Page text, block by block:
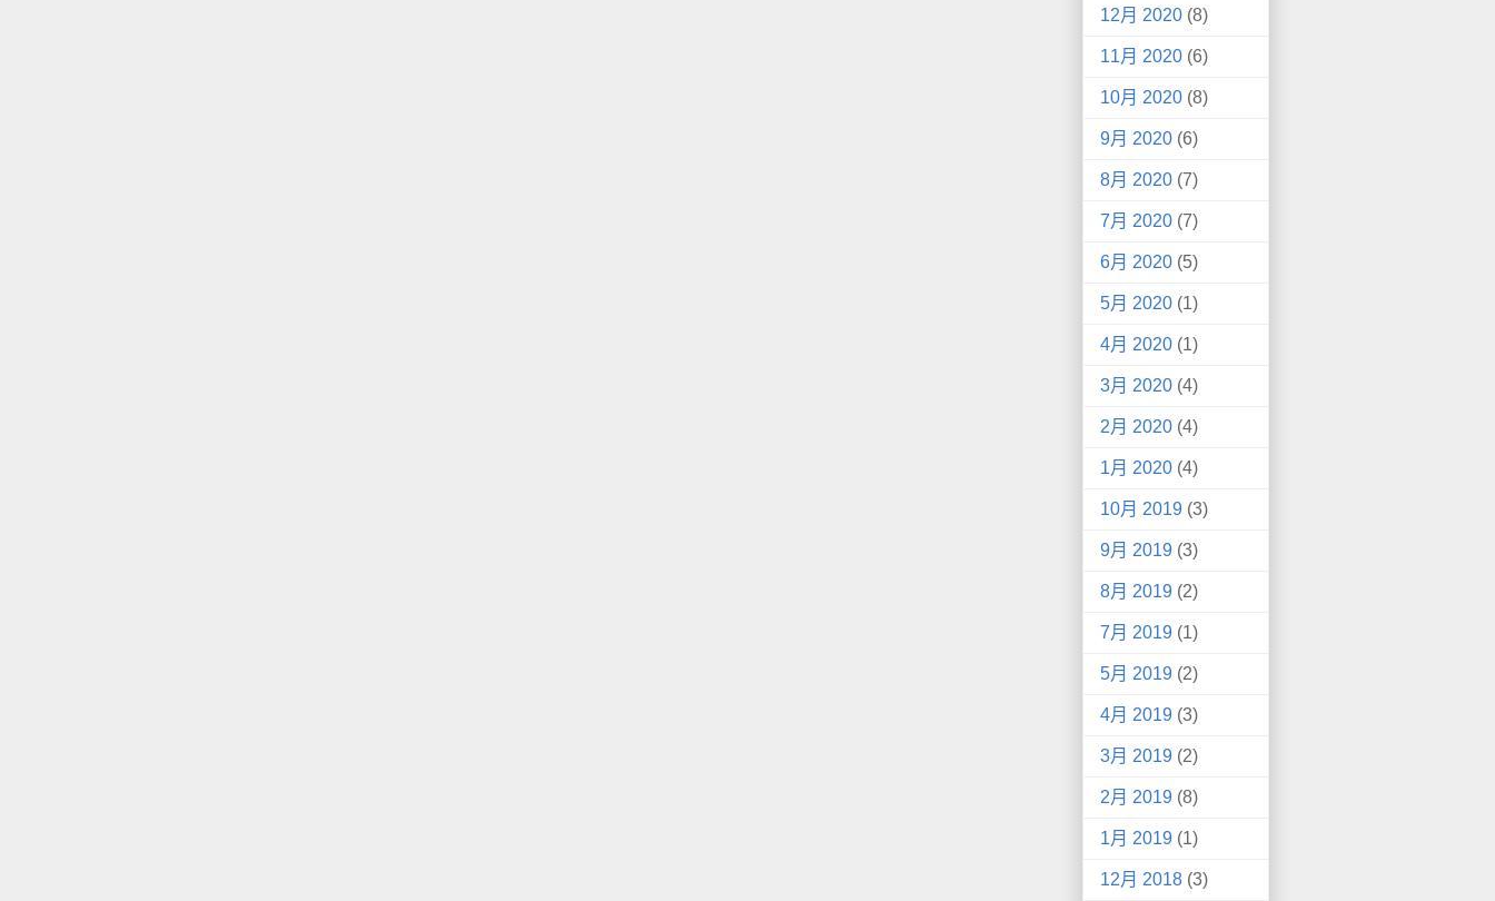
12月 2020 (8)
11月 2020 (6)
10月 2020 (8)
9月 2020 (6)
8月 2020 (7)
7月 2020 (7)
6月 2020 (5)
5月 2020 (1)
4月 2020 (1)
3月 2020 (4)
2月 2020 (4)
1月 2020 (4)
10月 2019 (3)
9月 2019 (3)
8月 2019 (2)
7月 2019 (1)
5月 2019 (2)
4月 2019 (3)
3月 2019 (2)
2月 2019 (8)
1月 2019 (1)
12月 2018 (3)